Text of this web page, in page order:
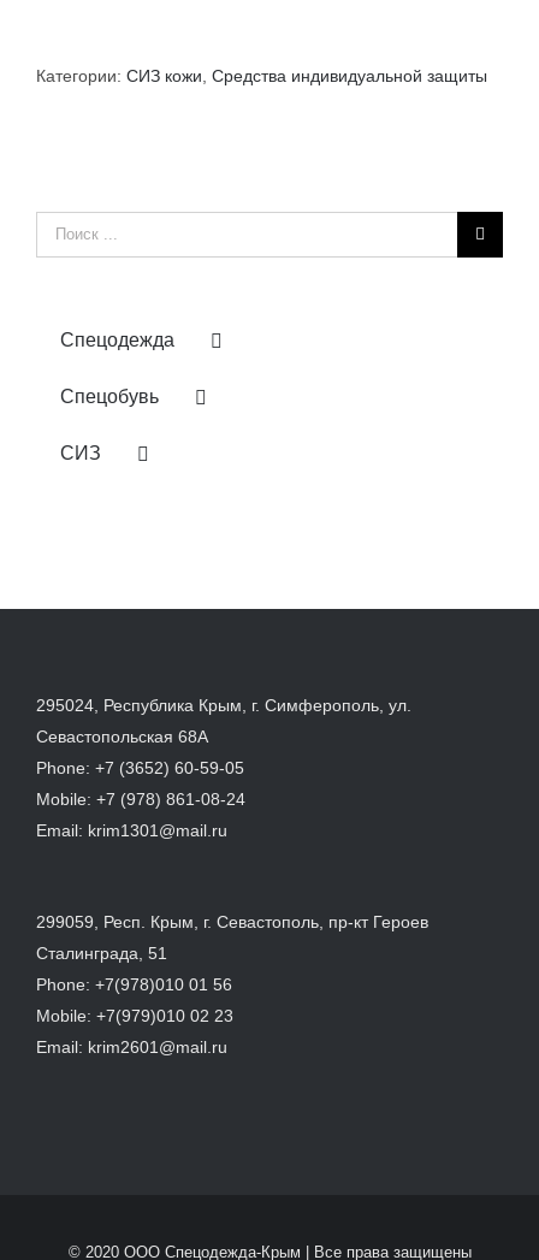
Категории: СИЗ кожи Средства индивидуальной защиты
Результат
поиска:
Спецодежда
Спецобувь
СИЗ
295024, Республика Крым, г. Симферополь, ул.
Севастопольская 68А
Phone: +7 (3652) 60-59-05
Mobile: +7 (978) 861-08-24
Email: krim1301@mail.ru
299059, Респ. Крым, г. Севастополь, пр-кт Героев
Сталинграда, 51
Phone: +7(978)010 01 56
Mobile: +7(979)010 02 23
Email: krim2601@mail.ru
© 2020 ООО Спецодежда-Крым | Все права защищены